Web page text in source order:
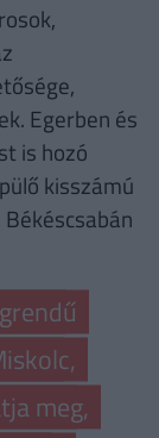
Egerben és
is hozó
kisszámú
meg,